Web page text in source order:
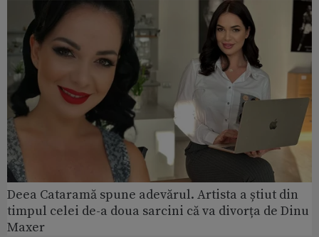
Deea Cataramă spune adevărul. Artista a știut din
timpul celei de-a doua sarcini că va divorța de Dinu
Maxer